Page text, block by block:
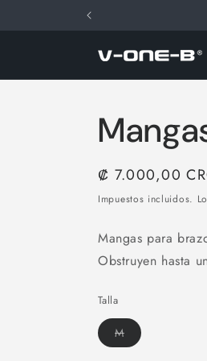
al contenido
Precio
habitual
₡ 7.000,00
Impuestos incluidos.
Mangas para
Obstruyen hasta
Talla
MVariante
agotada